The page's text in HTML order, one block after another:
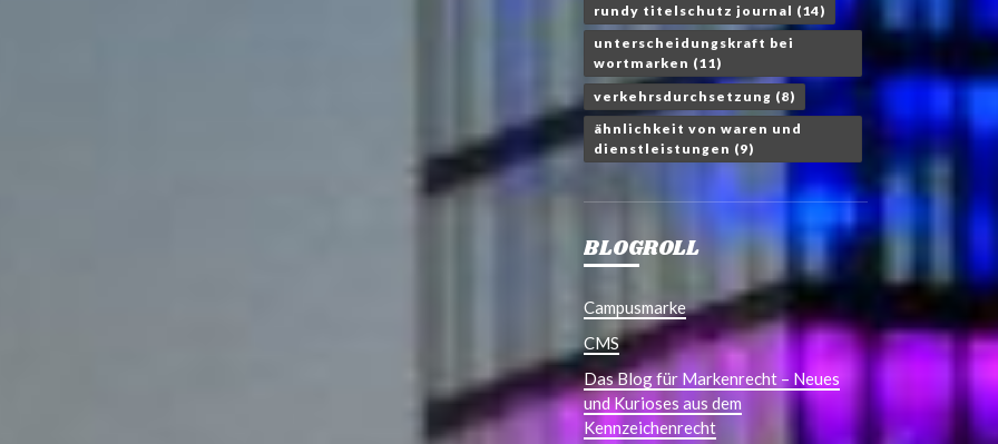
rundy titelschutz journal (14)
unterscheidungskraft bei
wortmarken (11)
verkehrsdurchsetzung (8)
ähnlichkeit von waren und
dienstleistungen (9)
BLOGROLL
Campusmarke
CMS
Das Blog für Markenrecht – Neues
und Kurioses aus dem
Kennzeichenrecht